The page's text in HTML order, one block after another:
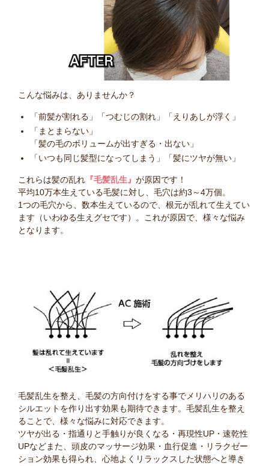
こんな悩みは、ありませんか？
「前髪が割れる」「つむじの割れ」「えりあしが浮く」
「まとまらない」
「髪の毛のボリュームが出すぎる・出ない」
「いつも同じ髪型になってしまう」「髪にツヤが無い」
これらは髪の乱れ 『毛髪乱生』 が原因です！
平均10万本生えている毛髪に対し、毛穴は約3～4万個。
1つの毛穴から、数本生えているので、根元が乱れて生えてい
ます（いわゆる生えグセです）。これが原因で、様々な悩み
となります。
毛髪乱生を整え、毛髪の方向付けをする事でメリハリのある
シルエットを作り出す効果も期待できます。毛髪乱生を整え
ることで、様々な悩みに対応できます。
ツヤが出る・指通りと手触りが良くなる・再現性UP・速乾性
UPなどまた、頭皮のマッサージ効果・血行促進・リラクゼー
ション効果も得られ、心地よくリラックスした状態へと導き